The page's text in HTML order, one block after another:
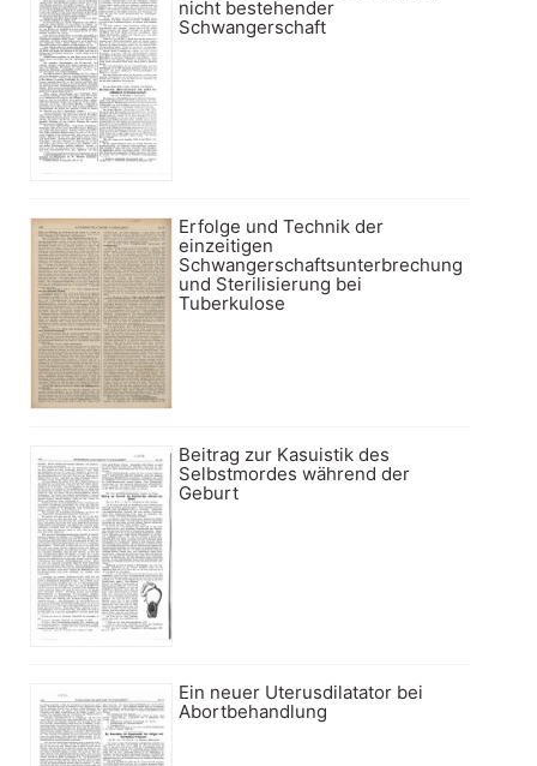
nicht bestehender
Schwangerschaft
Erfolge und Technik der
einzeitigen
Schwangerschaftsunterbrechung
und Sterilisierung bei
Tuberkulose
Beitrag zur Kasuistik des
Selbstmordes während der
Geburt
Ein neuer Uterusdilatator bei
Abortbehandlung